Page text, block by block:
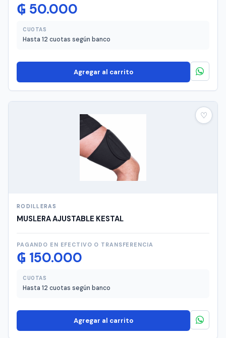
₲ 50.000
CUOTAS
Hasta 12 cuotas según banco
Agregar al carrito
♡
RODILLERAS
MUSLERA AJUSTABLE KESTAL
PAGANDO EN EFECTIVO O TRANSFERENCIA
₲ 150.000
CUOTAS
Hasta 12 cuotas según banco
Agregar al carrito